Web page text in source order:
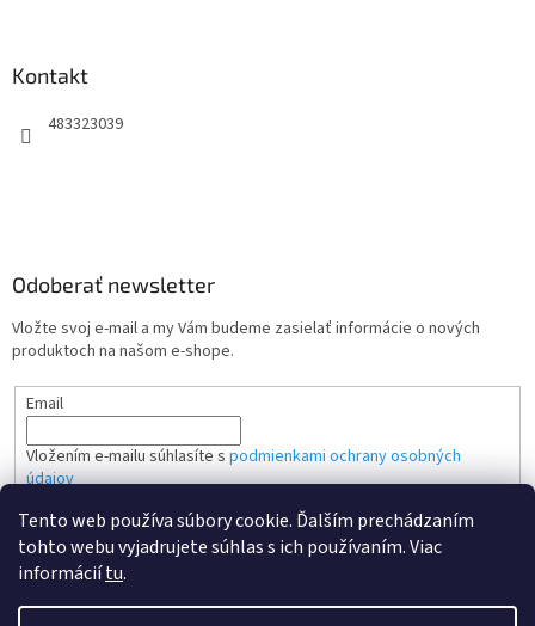
Tento web používa súbory cookie. Ďalším prechádzaním
tohto webu vyjadrujete súhlas s ich používaním. Viac
informáciítu.
Kontakt
483323039
Odoberať newsletter
Vložte svoj e-mail a my Vám budeme zasielať informácie o nových
produktoch na našom e-shope.
Email
Vložením e-mailu súhlasíte s podmienkami ochrany osobných
údajov
PRIHLÁSIŤ SA